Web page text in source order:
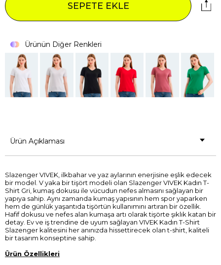
SEPETE EKLE
Ürünün Diğer Renkleri
Ürün Açıklaması
Slazenger VIVEK, ilkbahar ve yaz aylarının enerjisine eşlik edecek
bir model. V yaka bir tişört modeli olan Slazenger VIVEK Kadın T-
Shirt Gri, kumaş dokusu ile vücudun nefes almasını sağlayan bir
yapıya sahip. Aynı zamanda kumaş yapısının hem spor yaparken
hem de günlük yaşantıda tişörtün kullanımını artıran bir özellik.
Hafif dokusu ve nefes alan kumaşa artı olarak tişörte şıklık katan bir
detay. Ev ve iş trendine de uyum sağlayan VIVEK Kadın T-Shirt
Slazenger kalitesini her anınızda hissettirecek olan t-shirt, kaliteli
bir tasarım konseptine sahip.
Ürün Özellikleri